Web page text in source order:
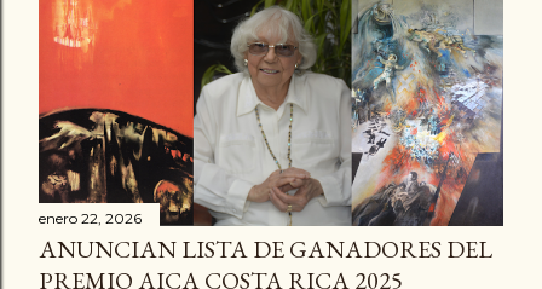
enero 22, 2026
ANUNCIAN LISTA DE GANADORES DEL
PREMIO AICA COSTA RICA 2025